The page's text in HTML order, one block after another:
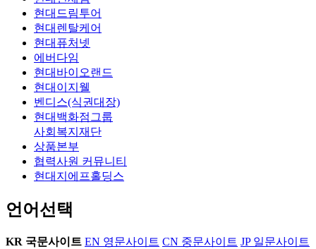
현대드림투어
현대렌탈케어
현대퓨처넷
에버다임
현대바이오랜드
현대이지웰
벤디스(식권대장)
현대백화점그룹
사회복지재단
상품본부
협력사원 커뮤니티
현대지에프홀딩스
언어선택
KR 국문사이트 EN 영문사이트 CN 중문사이트 JP일문사이트